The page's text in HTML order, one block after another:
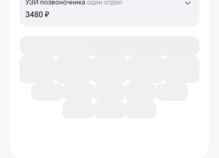
УЗИ позвоночника один отдел
3480 ₽